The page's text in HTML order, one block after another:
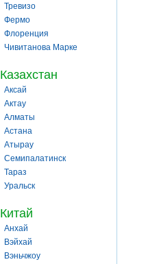
Тревизо
Фермо
Флоренция
Чивитанова Марке
Казахстан
Аксай
Актау
Алматы
Астана
Атырау
Семипалатинск
Тараз
Уральск
Китай
Анхай
Вэйхай
Вэньчжоу